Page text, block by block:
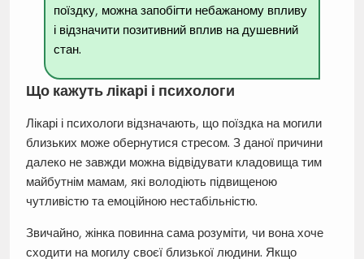
поїздку, можна запобігти небажаному впливу
і відзначити позитивний вплив на душевний
стан.
Що кажуть лікарі і психологи
Лікарі і психологи відзначають, що поїздка на могили
близьких може обернутися стресом. З даної причини
далеко не завжди можна відвідувати кладовища тим
майбутнім мамам, які володіють підвищеною
чутливістю та емоційною нестабільністю.
Звичайно, жінка повинна сама розуміти, чи вона хоче
сходити на могилу своєї близької людини. Якщо